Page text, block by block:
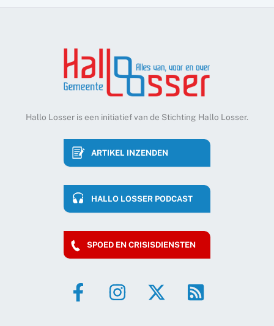
Hallo Losser is een initiatief van de Stichting Hallo Losser.
ARTIKEL INZENDEN
HALLO LOSSER PODCAST
SPOED EN CRISISDIENSTEN